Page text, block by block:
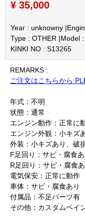
¥ 35,000
Year : unknowny |
Type : OTHER |Model
KINKI NO : S13265
REMARKS :
ご注文はこちらから
年式：不明
状態：通常
エンジン動作：正常に
エンジン外観：小キズ
外装：小キズあり、破
F足回り：サビ・腐食
R足回り：サビ・腐食
電気保安：正常に動作
車体：サビ・腐食あり
付属品：不足パーツ有
その他：カスタムペイ